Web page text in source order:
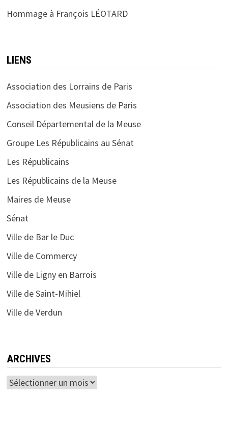
Hommage à François LÉOTARD
LIENS
Association des Lorrains de Paris
Association des Meusiens de Paris
Conseil Départemental de la Meuse
Groupe Les Républicains au Sénat
Les Républicains
Les Républicains de la Meuse
Maires de Meuse
Sénat
Ville de Bar le Duc
Ville de Commercy
Ville de Ligny en Barrois
Ville de Saint-Mihiel
Ville de Verdun
ARCHIVES
Archives